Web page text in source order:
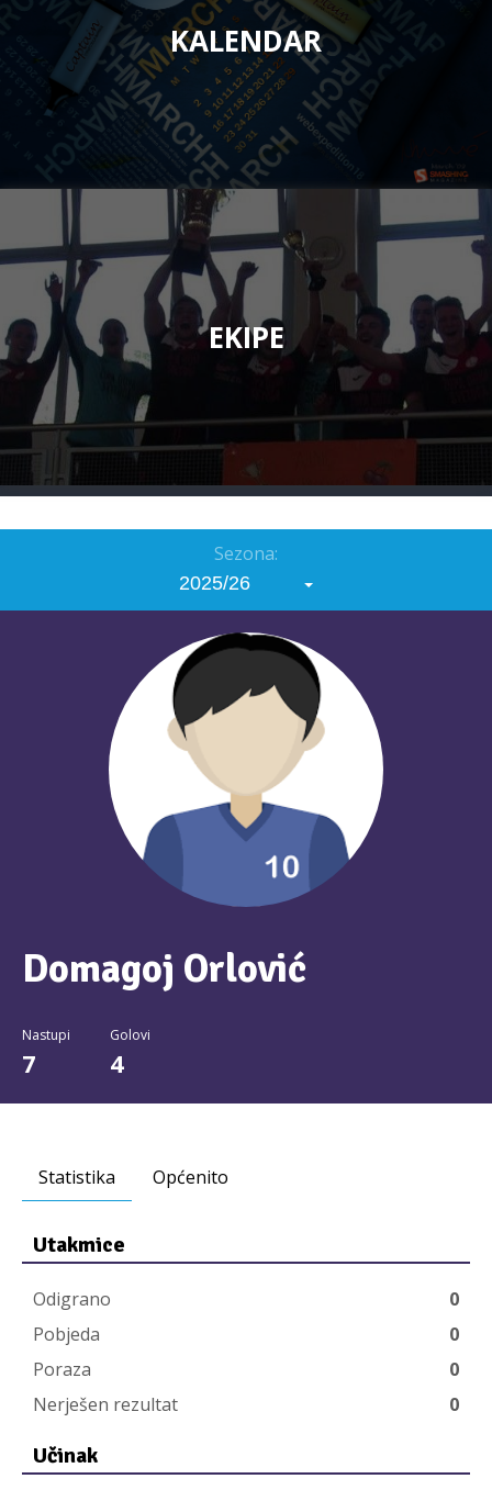
KALENDAR
EKIPE
Sezona:
2025/26
Domagoj Orlović
Nastupi Golovi
7 4
Statistika Općenito
Utakmice
Odigrano
0
Pobjeda
0
Poraza
0
Nerješen rezultat
0
Učinak